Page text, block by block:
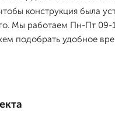
конструкция была
Мы работаем Пн-Пт 09-
подобрать удобное